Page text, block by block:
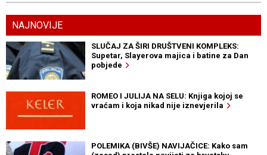
NAJNOVIJE
SLUČAJ ZA ŠIRI DRUŠTVENI KOMPLEKS:
Supetar, Slayerova majica i batine za Dan
pobjede
ROMEO I JULIJA NA SELU: Knjiga kojoj se
vraćam i koja nikad nije iznevjerila
POLEMIKA (BIVŠE) NAVIJAČICE: Kako sam